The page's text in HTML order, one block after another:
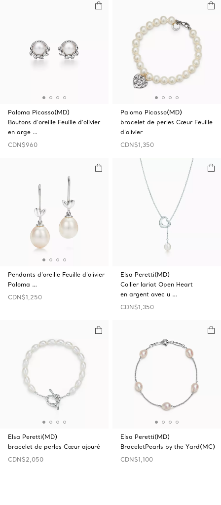
Paloma Picasso(MD)
Boutons d’oreille Feuille d’olivier
en arge …
CDN$960
Paloma Picasso(MD)
bracelet de perles Cœur Feuille
d’olivier
CDN$1,350
Pendants d'oreille Feuille d'olivier
Paloma …
CDN$1,250
Elsa Peretti(MD)
Collier lariat Open‎ Heart
en argent avec u …
CDN$1,350
Elsa Peretti(MD)
bracelet de perles Cœur ajouré
CDN$2,050
Elsa Peretti(MD)
BraceletPearls by the Yard(MC)
CDN$1,100